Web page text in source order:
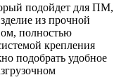
подойдет для ПМ,
из прочной
полностью
крепления
подобрать удобное